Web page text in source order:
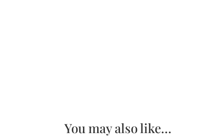
You may also like…